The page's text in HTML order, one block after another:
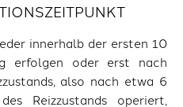
innerhalb der ersten 10
erfolgen oder erst nach
also nach etwa 6
Reizzustands operiert,